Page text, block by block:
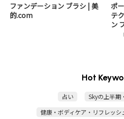
ファンデーション ブラシ | 美
的.com
ポ
テ
ン
Hot
占い
Skyの上半期
健康・ボディケア・リフレッシ